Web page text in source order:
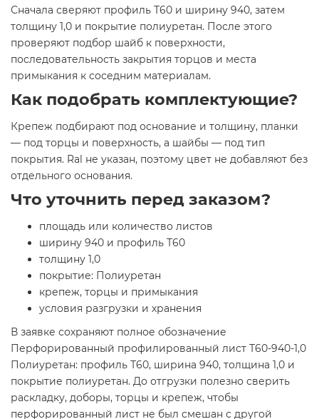
Сначала сверяют профиль Т60 и ширину 940, затем
толщину 1,0 и покрытие полиуретан. После этого
проверяют подбор шайб к поверхности,
последовательность закрытия торцов и места
примыкания к соседним материалам.
Как подобрать комплектующие?
Крепеж подбирают под основание и толщину, планки
— под торцы и поверхность, а шайбы — под тип
покрытия. Ral не указан, поэтому цвет не добавляют без
отдельного основания.
Что уточнить перед заказом?
площадь или количество листов
ширину 940 и профиль Т60
толщину 1,0
покрытие: Полиуретан
крепеж, торцы и примыкания
условия разгрузки и хранения
В заявке сохраняют полное обозначение
Перфорированный профилированный лист Т60-940-1,0
Полиуретан: профиль Т60, ширина 940, толщина 1,0 и
покрытие полиуретан. До отгрузки полезно сверить
раскладку, доборы, торцы и крепеж, чтобы
перфорированный лист не был смешан с другой